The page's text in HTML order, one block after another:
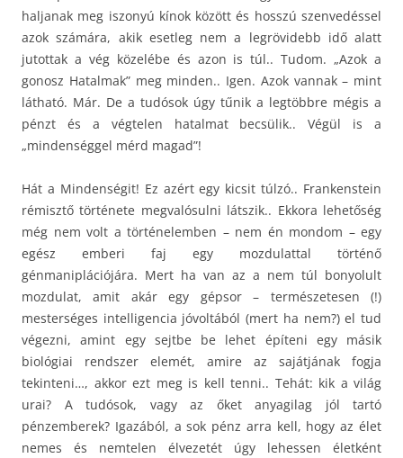
haljanak meg iszonyú kínok között és hosszú szenvedéssel
azok számára, akik esetleg nem a legrövidebb idő alatt
jutottak a vég közelébe és azon is túl.. Tudom. „Azok a
gonosz Hatalmak” meg minden.. Igen. Azok vannak – mint
látható. Már. De a tudósok úgy tűnik a legtöbbre mégis a
pénzt és a végtelen hatalmat becsülik.. Végül is a
„mindenséggel mérd magad”!
Hát a Mindenségit! Ez azért egy kicsit túlzó.. Frankenstein
rémisztő története megvalósulni látszik.. Ekkora lehetőség
még nem volt a történelemben – nem én mondom – egy
egész emberi faj egy mozdulattal történő
génmaniplációjára. Mert ha van az a nem túl bonyolult
mozdulat, amit akár egy gépsor – természetesen (!)
mesterséges intelligencia jóvoltából (mert ha nem?) el tud
végezni, amint egy sejtbe be lehet építeni egy másik
biológiai rendszer elemét, amire az sajátjának fogja
tekinteni…, akkor ezt meg is kell tenni.. Tehát: kik a világ
urai? A tudósok, vagy az őket anyagilag jól tartó
pénzemberek? Igazából, a sok pénz arra kell, hogy az élet
nemes és nemtelen élvezetét úgy lehessen életként